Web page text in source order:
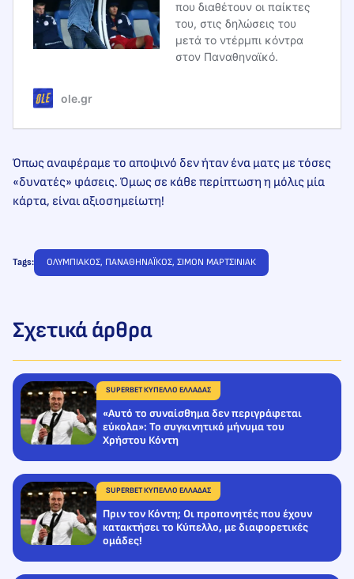
που διαθέτουν οι παίκτες
του, στις δηλώσεις του
μετά το ντέρμπι κόντρα
στον Παναθηναϊκό.
ole.gr
Όπως αναφέραμε το αποψινό δεν ήταν ένα ματς με τόσες
«δυνατές» φάσεις. Όμως σε κάθε περίπτωση η μόλις μία
κάρτα, είναι αξιοσημείωτη!
Tags: ΟΛΥΜΠΙΑΚΟΣ, ΠΑΝΑΘΗΝΑΪΚΟΣ, ΣΙΜΟΝ ΜΑΡΤΣΙΝΙΑΚ
Σχετικά άρθρα
SUPERBET ΚΥΠΕΛΛΟ ΕΛΛΑΔΑΣ
«Αυτό το συναίσθημα δεν περιγράφεται
εύκολα»: Το συγκινητικό μήνυμα του
Χρήστου Κόντη
SUPERBET ΚΥΠΕΛΛΟ ΕΛΛΑΔΑΣ
Πριν τον Κόντη; Οι προπονητές που έχουν
κατακτήσει το Κύπελλο, με διαφορετικές
ομάδες!